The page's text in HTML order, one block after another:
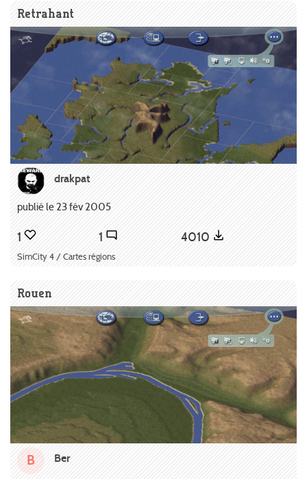
Retrahant
drakpat
publié le 23 fév 2005
1 1 4010
SimCity 4 / Cartes régions
Rouen
B Ber